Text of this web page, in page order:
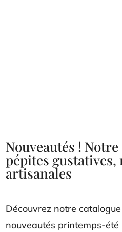
Nouveautés !
pépites
artisanales
Découvrez notre
nouveautés printemps-